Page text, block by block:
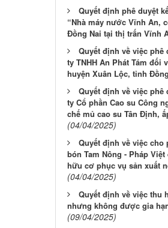
Quyết định phê duyệt
“Nhà máy nước Vĩnh An,
Đồng Nai tại thị trấn Vĩnh
Quyết định về việc
ty TNHH An Phát Tám
huyện Xuân Lộc, tỉnh
Quyết định về việc
ty Cổ phần Cao su Công
chế mủ cao su Tân Định,
(04/04/2025)
Quyết định về việc cho
bón Tam Nông - Pháp
hữu cơ phục vụ sản xuất
(04/04/2025)
Quyết định về việc thu
nhưng không được gia
(09/04/2025)